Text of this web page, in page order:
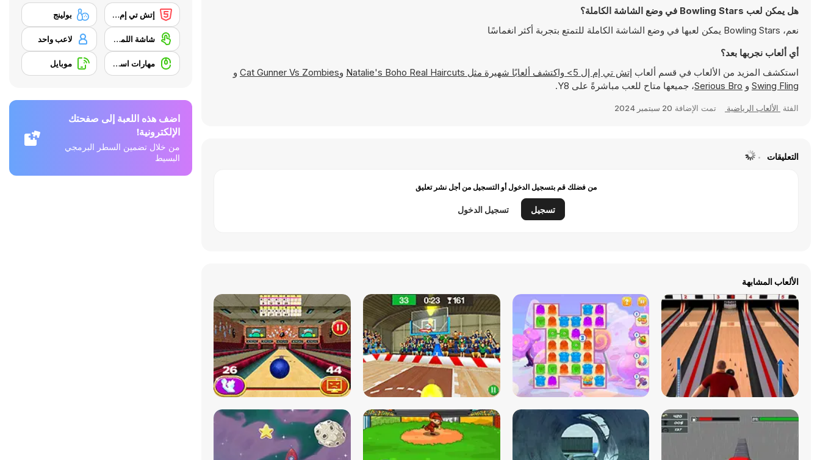
هل يمكن لعب Bowling Stars في وضع الشاشة الكاملة؟
نعم، Bowling Stars يمكن لعبها في وضع الشاشة الكاملة للتمتع بتجربة أكثر انغماسًا
أي ألعاب نجربها بعد؟
استكشف المزيد من الألعاب في قسم ألعاب إتش تي إم إل 5> واكتشف ألعابًا شهيرة مثل Natalie's Boho Real Haircuts وCat Gunner Vs Zombies و
Swing Fling و Serious Bro، جميعها متاح للعب مباشرةً على Y8.
الفئة الألعاب الرياضية تمت الإضافة 20 سبتمبر 2024
التعليقات
من فضلك قم بتسجيل الدخول أو التسجيل من أجل نشر تعليق
تسجيل تسجيل الدخول
الألعاب المشابهة
إتش تي إم إل 5 بولينج
شاشة اللمس لاعب واحد
مهارات استخدام الفأرة موبايل
اضف هذه اللعبة إلى صفحتك
الإلكترونية!
من خلال تضمين السطر البرمجي
البسيط